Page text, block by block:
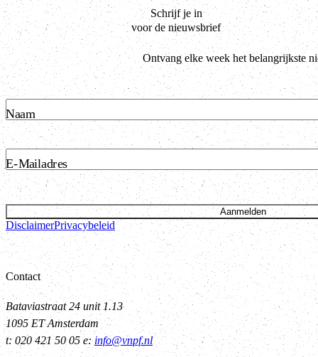
Schrijf je in
voor de nieuwsbrief
Ontvang elke week het belangrijkste
Naam
E-Mailadres
Aanmelden
DisclaimerPrivacybeleid
Contact
Bataviastraat 24 unit 1.13
1095 ET Amsterdam
t: 020 421 50 05 e:info@vnpf.nl